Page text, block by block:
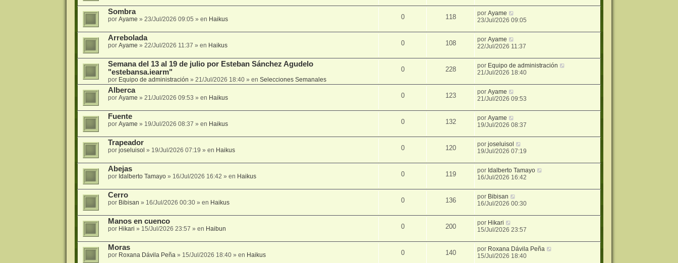
Sombra
por Ayame » 23/Jul/2026 09:05 » en Haikus 0 118 porAyame
23/Jul/2026 09:05
Arrebolada
por Ayame » 22/Jul/2026 11:37 » en Haikus 0 108 porAyame
22/Jul/2026 11:37
Semana del 13 al 19 de julio por Esteban Sánchez Agudelo
"estebansa.iearm"
por Equipo de administración » 21/Jul/2026 18:40» en Selecciones Semanales
0 228 por Equipo de administración
21/Jul/2026 18:40
Alberca
por Ayame » 21/Jul/2026 09:53 » en Haikus 0 123 porAyame
21/Jul/2026 09:53
Fuente
por Ayame » 19/Jul/2026 08:37 » en Haikus 0 132 porAyame
19/Jul/2026 08:37
Trapeador
por joseluisol » 19/Jul/2026 07:19 » en Haikus 0 120 porjoseluisol
19/Jul/2026 07:19
Abejas
por Idalberto Tamayo» 16/Jul/2026 16:42 » en Haikus 0 119 por Idalberto Tamayo
16/Jul/2026 16:42
Cerro
por Bibisan » 16/Jul/2026 00:30» en Haikus 0 136 por Bibisan
16/Jul/2026 00:30
Manos en cuenco
por Hikari » 15/Jul/2026 23:57 » en Haibun 0 200 por Hikari
15/Jul/2026 23:57
Moras
por Roxana Dávila Peña » 15/Jul/2026 18:40» en Haikus 0 140 por Roxana Dávila Peña
15/Jul/2026 18:40